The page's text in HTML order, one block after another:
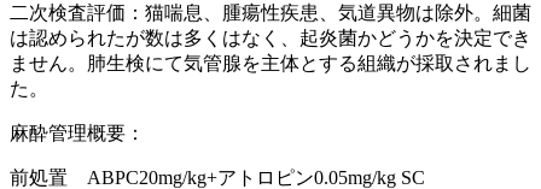
二次検査評価：猫喘息、腫瘍性疾患、気道異物は除外。細菌
は認められたが数は多くはなく、起炎菌かどうかを決定でき
ません。肺生検にて気管腺を主体とする組織が採取されまし
た。
麻酔管理概要：
前処置 ABPC20mg/kg+アトロピン0.05mg/kg SC